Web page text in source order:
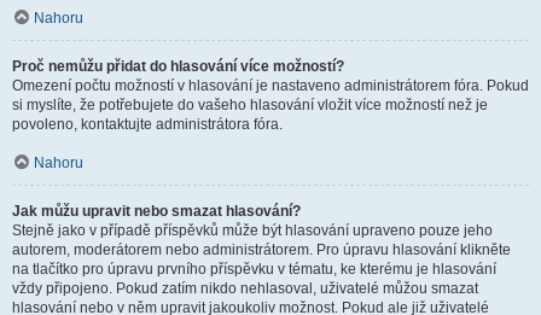
Nahoru
Proč nemůžu přidat do hlasování více možností?
Omezení počtu možností v hlasování je nastaveno administrátorem fóra. Pokud
si myslíte, že potřebujete do vašeho hlasování vložit více možností než je
povoleno, kontaktujte administrátora fóra.
Nahoru
Jak můžu upravit nebo smazat hlasování?
Stejně jako v případě příspěvků může být hlasování upraveno pouze jeho
autorem, moderátorem nebo administrátorem. Pro úpravu hlasování klikněte
na tlačítko pro úpravu prvního příspěvku v tématu, ke kterému je hlasování
vždy připojeno. Pokud zatím nikdo nehlasoval, uživatelé můžou smazat
hlasování nebo v něm upravit jakoukoliv možnost. Pokud ale již uživatelé